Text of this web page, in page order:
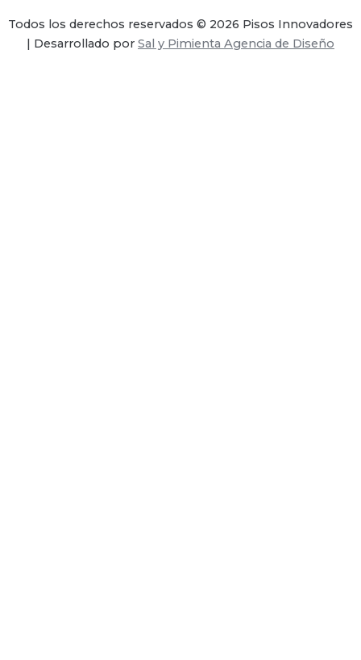
Todos los derechos reservados © 2026 Pisos Innovadores
| Desarrollado por Sal y Pimienta Agencia de Diseño